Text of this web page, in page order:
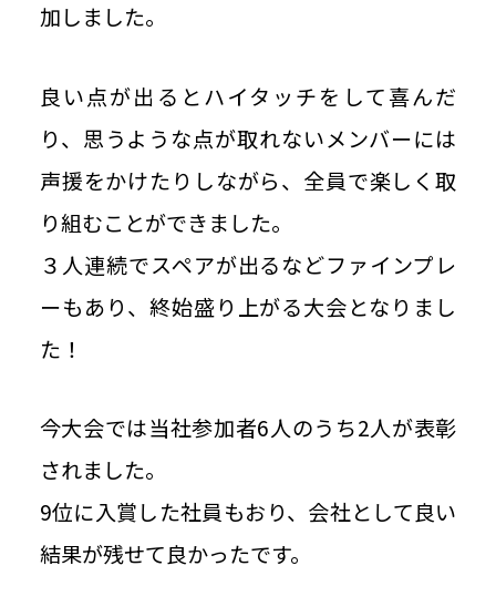
お問い合わせ
個人情報保護方針
情報セキュリティ基本方針
ご利用規約
加しました。
良い点が出るとハイタッチをして喜んだ
り、思うような点が取れないメンバーには
声援をかけたりしながら、全員で楽しく取
り組むことができました。
３人連続でスペアが出るなどファインプレ
ーもあり、終始盛り上がる大会となりまし
た！
今大会では当社参加者6人のうち2人が表彰
されました。
9位に入賞した社員もおり、会社として良い
結果が残せて良かったです。